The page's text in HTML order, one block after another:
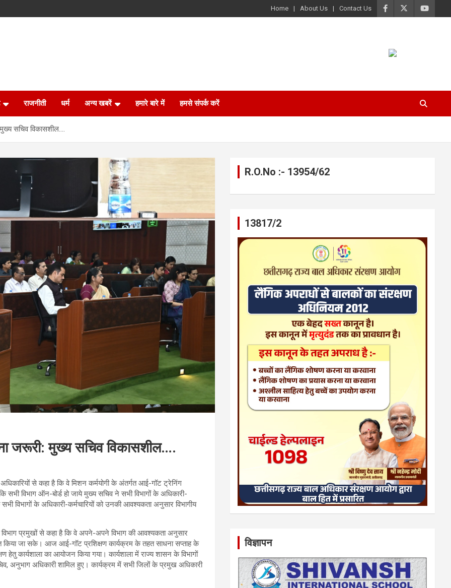
Home About Us Contact Us
राजनीती धर्म अन्य खबरें हमारे बारे में हमसे संपर्क करें
सचिव विकासशील….
जरूरी: मुख्य सचिव विकासशील….
से कहा है कि वे मिशन कर्मयोगी के अंतर्गत आई-गॉट ट्रेनिंग
विभाग ऑन-बोर्ड हो जाये मुख्य सचिव ने सभी विभागों के अधिकारी-
विभागों के अधिकारी-कर्मचारियों को उनकी आवश्यकता अनुसार विभागीय
प्रमुखों से कहा है कि वे अपने-अपने विभाग की आवश्यकता अनुसार
किया जा सके। आज आई-गॉट प्रशिक्षण कार्यक्रम के तहत साधना सप्ताह के
हेतु कार्यशाला का आयोजन किया गया। कार्यशाला में राज्य शासन के विभागों
अनुभाग अधिकारी शामिल हुए। कार्यक्रम में सभी जिलों के प्रमुख अधिकारी
R.O.No :- 13954/62
13817/2
विज्ञापन